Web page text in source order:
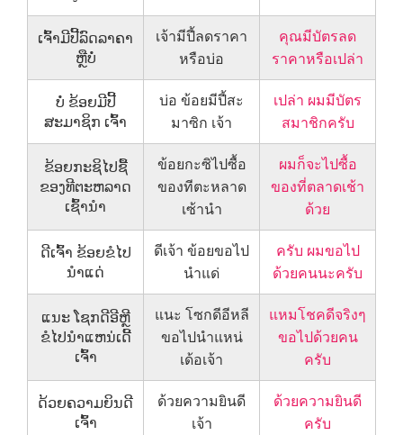
ເຈົ້າມີປີ້ລົດລາຄາ
ຫຼືບໍ່
เจ้ามีปี้ลดราคา
หรือบ่อ
คุณมีบัตรลด
ราคาหรือเปล่า
ບໍ່ ຂ້ອຍມີປີ້
ສະມາຊິກ ເຈົ້າ
บ่อ ข้อยมีปี้สะ
มาซิก เจ้า
เปล่า ผมมีบัตร
สมาชิกครับ
ຂ້ອຍກະຊິໄປຊື້
ຂອງທີຕະຫລາດ
ເຊົ້ານຳ
ข้อยกะซิไปซื้อ
ของทีตะหลาด
เซ้านำ
ผมก็จะไปซื้อ
ของที่ตลาดเช้า
ด้วย
ດີເຈົ້າ ຂ້ອຍຂໍໄປ
ນຳແດ່
ดีเจ้า ข้อยขอไป
นำแด่
ครับ ผมขอไป
ด้วยคนนะครับ
ແນະ ໂຊກດີອີຫຼີ
ຂໍໄປນຳແຫນ່ເດີ້
ເຈົ້າ
แนะ โซกดีอีหลี
ขอไปนำแหน่
เด้อเจ้า
แหมโชคดีจริงๆ
ขอไปด้วยคน
ครับ
ດ້ວຍຄວາມຍິນດີ
ເຈົ້າ
ด้วยความยินดี
เจ้า
ด้วยความยินดี
ครับ